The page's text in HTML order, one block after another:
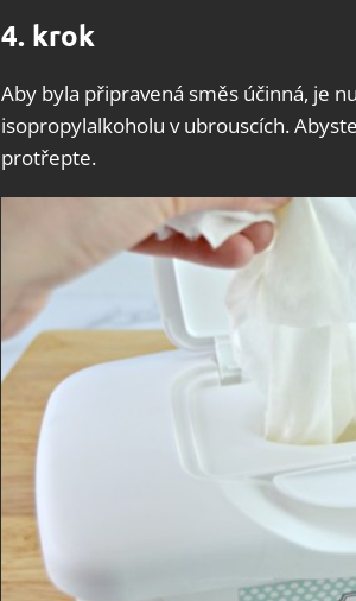
4. krok
Aby byla připravená směs účinná, je
isopropylalkoholu v ubrouscích.
protřepte.